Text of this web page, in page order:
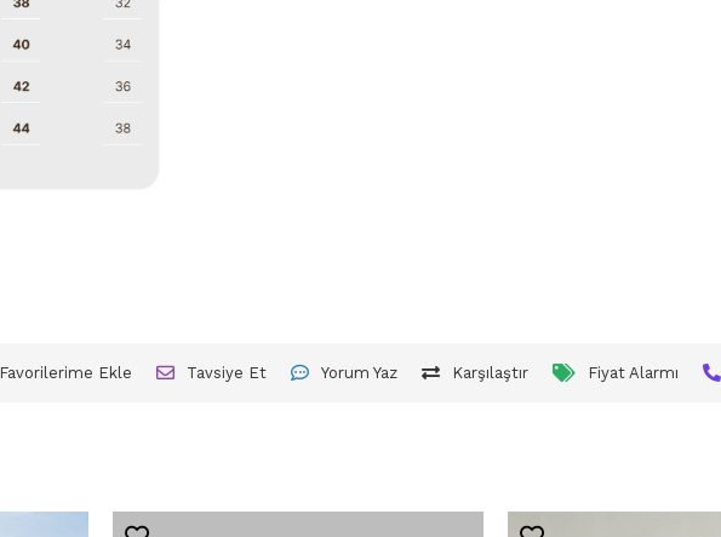
Favorilerime Ekle Tavsiye Et Yorum Yaz Karşılaştır Fiyat Alarmı